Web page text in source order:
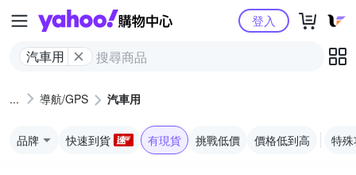
Yahoo購物中心
汽車用
登入
導航/GPS 汽車用
品牌 快速到貨 有現貨 挑戰低價 價格低到高 特